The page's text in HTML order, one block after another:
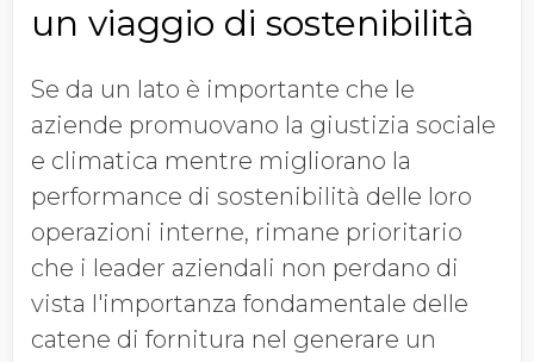
un viaggio di sostenibilità
Se da un lato è importante che le
aziende promuovano la giustizia sociale
e climatica mentre migliorano la
performance di sostenibilità delle loro
operazioni interne, rimane prioritario
che i leader aziendali non perdano di
vista l'importanza fondamentale delle
catene di fornitura nel generare un